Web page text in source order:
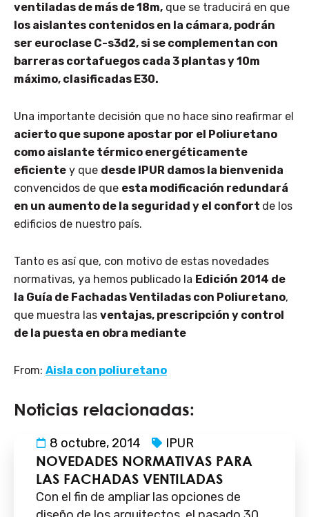
ventiladas de más de 18m, que se traducirá en que
los aislantes contenidos en la cámara, podrán
ser euroclase C-s3d2, si se complementan con
barreras cortafuegos cada 3 plantas y 10m
máximo, clasificadas E30.
Una importante decisión que no hace sino reafirmar el
acierto que supone apostar por el Poliuretano
como aislante térmico energéticamente
eficiente y que desde IPUR damos la bienvenida
convencidos de que esta modificación redundará
en un aumento de la seguridad y el confort de los
edificios de nuestro país.
Tanto es así que, con motivo de estas novedades
normativas, ya hemos publicado la Edición 2014 de
la Guía de Fachadas Ventiladas con Poliuretano,
que muestra las ventajas, prescripción y control
de la puesta en obra mediante
From: Aisla con poliuretano
Noticias relacionadas:
8 octubre, 2014 IPUR
NOVEDADES NORMATIVAS PARA
LAS FACHADAS VENTILADAS
Con el fin de ampliar las opciones de